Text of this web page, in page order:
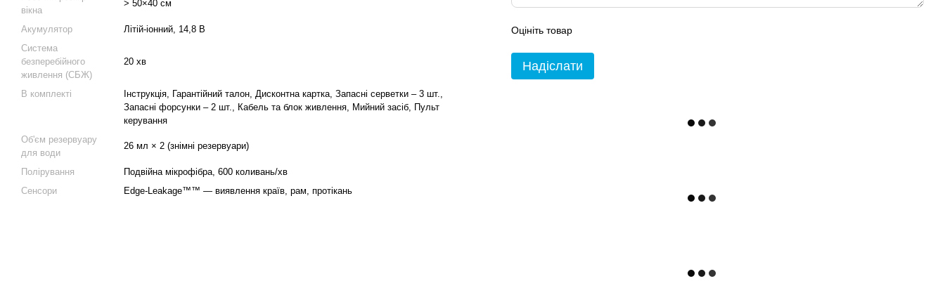
вікна
> 50×40 см
Акумулятор
Літій-іонний, 14,8 В
Система
безперебійного
живлення (СБЖ)
20 хв
В комплекті
Інструкція, Гарантійний талон, Дисконтна картка, Запасні серветки – 3 шт.,
Запасні форсунки – 2 шт., Кабель та блок живлення, Мийний засіб, Пульт
керування
Об'єм резервуару
для води
26 мл × 2 (знімні резервуари)
Полірування
Подвійна мікрофібра, 600 коливань/хв
Сенсори
Edge-Leakage™™ — виявлення країв, рам, протікань
Оцініть товар
Надіслати